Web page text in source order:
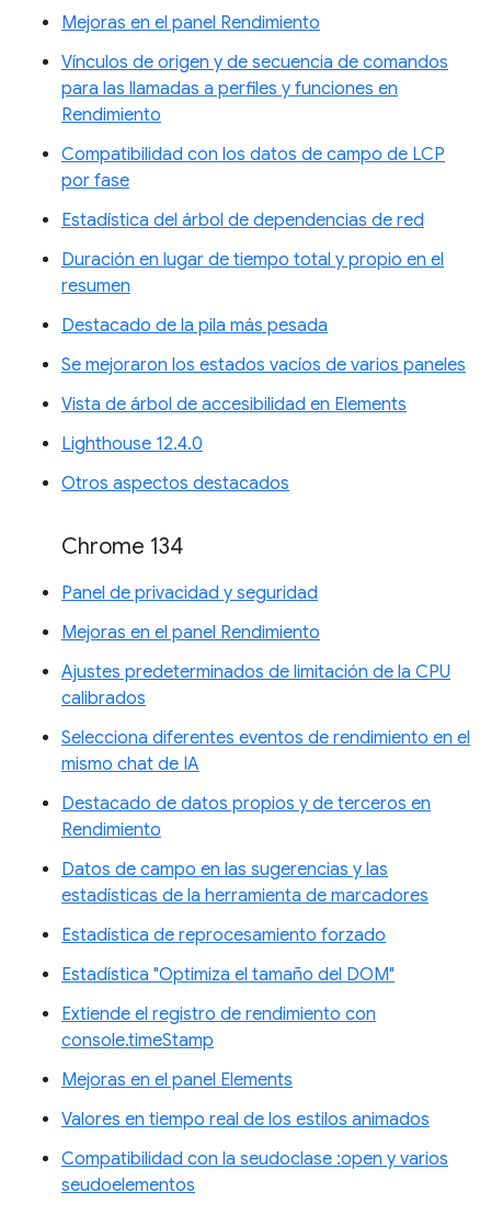
Mejoras en el panel Rendimiento
Vínculos de origen y de secuencia de comandos
para las llamadas a perfiles y funciones en
Rendimiento
Compatibilidad con los datos de campo de LCP
por fase
Estadística del árbol de dependencias de red
Duración en lugar de tiempo total y propio en el
resumen
Destacado de la pila más pesada
Se mejoraron los estados vacíos de varios paneles
Vista de árbol de accesibilidad en Elements
Lighthouse 12.4.0
Otros aspectos destacados
Chrome 134
Panel de privacidad y seguridad
Mejoras en el panel Rendimiento
Ajustes predeterminados de limitación de la CPU
calibrados
Selecciona diferentes eventos de rendimiento en el
mismo chat de IA
Destacado de datos propios y de terceros en
Rendimiento
Datos de campo en las sugerencias y las
estadísticas de la herramienta de marcadores
Estadística de reprocesamiento forzado
Estadística "Optimiza el tamaño del DOM"
Extiende el registro de rendimiento con
console.timeStamp
Mejoras en el panel Elements
Valores en tiempo real de los estilos animados
Compatibilidad con la seudoclase :open y varios
seudoelementos